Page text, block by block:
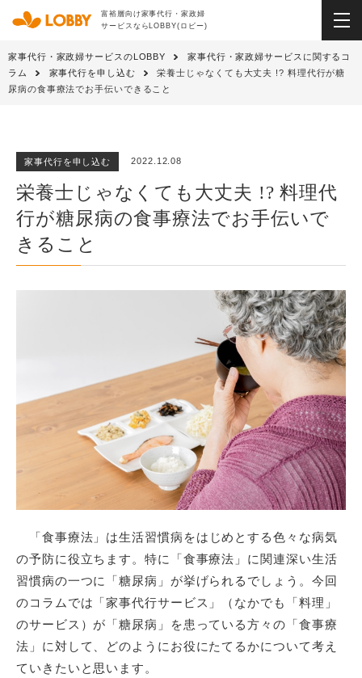
富裕層向け家事代行・家政婦
サービスならLOBBY(ロビー)
家事代行・家政婦サービスのLOBBY
家事代行・家政婦サービスに関するコ
ラム
家事代行を申し込む
栄養士じゃなくても大丈夫 !? 料理代行が糖
尿病の食事療法でお手伝いできること
家事代行を申し込む 2022.12.08
栄養士じゃなくても大丈夫 !? 料理代
行が糖尿病の食事療法でお手伝いで
きること
「食事療法」 は生活習慣病 をはじめとする色々な病気
の予防に役立ちます。特に「食事療法」に関連深い生活
習慣病の一つに「糖尿病」が挙げられるでしょう。今回
のコラムでは「家事代行サービス」（なかでも「料理」
のサービス）が「糖尿病」を患っている方々の「食事療
法」に対して、どのようにお役にたてるかについて考え
ていきたいと思います。